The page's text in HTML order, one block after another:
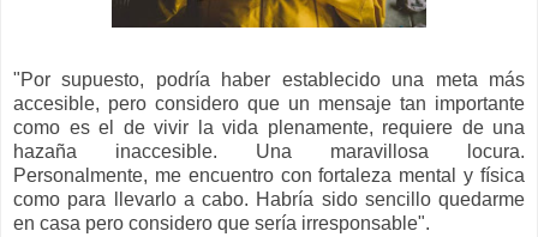
"Por supuesto, podría haber establecido una meta más
accesible, pero considero que un mensaje tan importante
como es el de vivir la vida plenamente, requiere de una
hazaña inaccesible. Una maravillosa locura.
Personalmente, me encuentro con fortaleza mental y física
como para llevarlo a cabo. Habría sido sencillo quedarme
en casa pero considero que sería irresponsable".